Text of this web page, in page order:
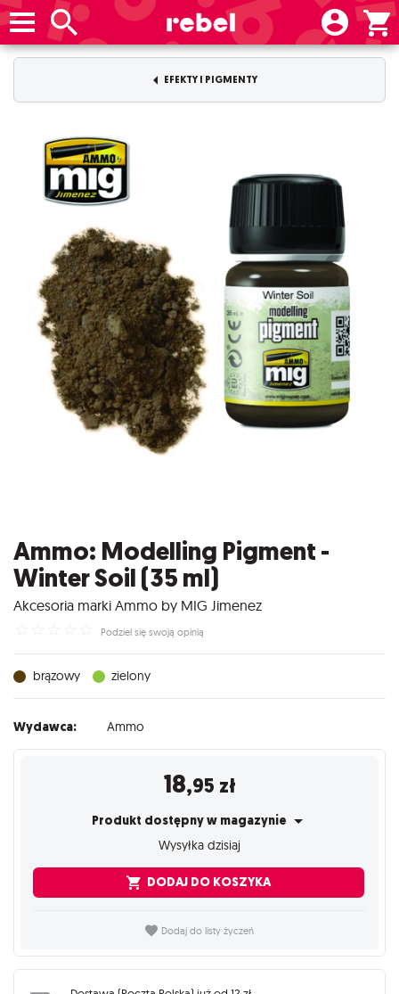
EFEKTY I PIGMENTY
Ammo: Modelling Pigment -
Winter Soil (35 ml)
Akcesoria marki Ammo by MIG Jimenez
Podziel się swoją opinią
brązowy zielony
Wydawca: Ammo
18,95 zł
Produkt dostępny w magazynie
Wysyłka dzisiaj
DODAJ DO KOSZYKA
Dodaj do listy życzeń